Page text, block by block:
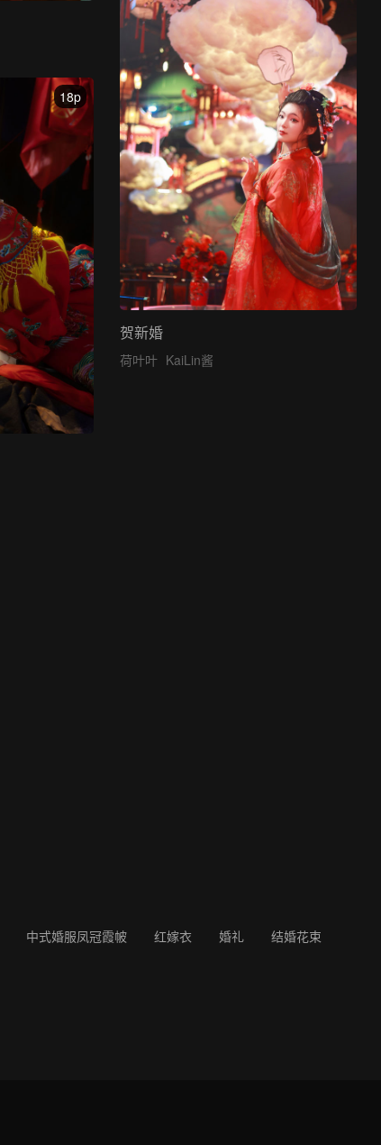
贺新婚
荷叶叶 KaiLin酱
18p
中式婚服凤冠霞帔 红嫁衣 婚礼
结婚花束